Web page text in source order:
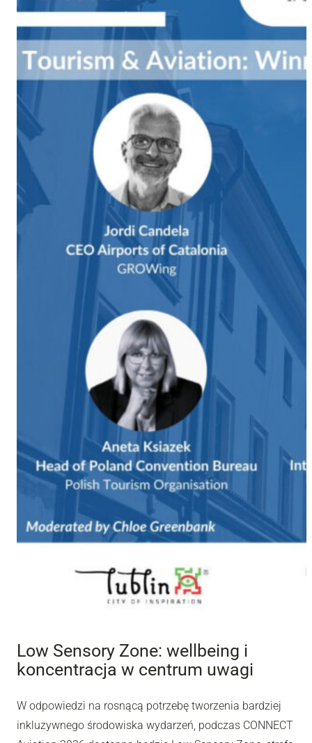
Low Sensory Zone: wellbeing i
koncentracja w centrum uwagi
W odpowiedzi na rosnącą potrzebę tworzenia bardziej
inkluzywnego środowiska wydarzeń, podczas CONNECT